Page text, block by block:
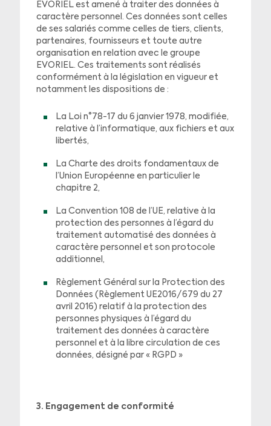
EVORIEL est amené à traiter des données à
caractère personnel. Ces données sont celles
de ses salariés comme celles de tiers, clients,
partenaires, fournisseurs et toute autre
organisation en relation avec le groupe
EVORIEL. Ces traitements sont réalisés
conformément à la législation en vigueur et
notamment les dispositions de :
La Loi n°78-17 du 6 janvier 1978, modifiée,
relative à l’informatique, aux fichiers et aux
libertés,
La Charte des droits fondamentaux de
l’Union Européenne en particulier le
chapitre 2,
La Convention 108 de l’UE, relative à la
protection des personnes à l’égard du
traitement automatisé des données à
caractère personnel et son protocole
additionnel,
Règlement Général sur la Protection des
Données (Règlement UE2016/679 du 27
avril 2016) relatif à la protection des
personnes physiques à l’égard du
traitement des données à caractère
personnel et à la libre circulation de ces
données, désigné par « RGPD »
3. Engagement de conformité